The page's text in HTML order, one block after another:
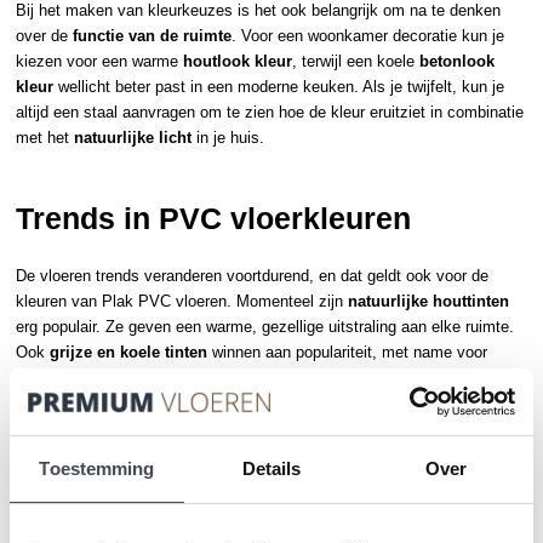
Toestemming Details Over
Bij het maken van kleurkeuzes is het ook belangrijk om na te denken
over defunctie van de ruimte. Voor een woonkamer decoratie kun je
kiezen voor een warme houtlook kleur, terwijl een koele betonlook
kleur wellicht beter past in een moderne keuken. Als je twijfelt, kun je
altijd een staal aanvragen om te zien hoe de kleur eruitziet in combinatie
met hetnatuurlijke lichtin je huis.
Trends in PVC vloerkleuren
De vloeren trends veranderen voortdurend, en dat geldt ook voor de
kleuren van Plak PVC vloeren. Momenteel zijnnatuurlijke houttinten
erg populair. Ze geven een warme, gezellige uitstraling aan elke ruimte.
Ookgrijze en koele tinten winnen aan populariteit, met name voor
luxueuze uitstraling
en zijn perfect voor wie op zoek is naar iets
speciaals. Door de veelzijdigheid van Plak PVC vloeren kun je